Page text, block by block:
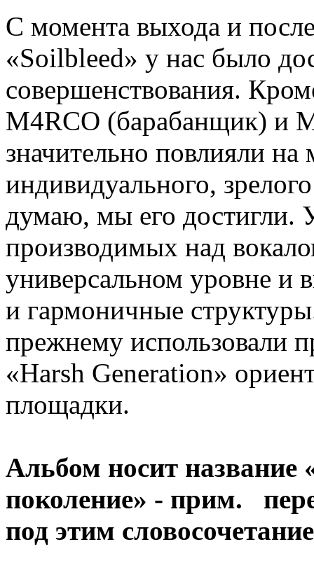
С момента выхода и
«Soilbleed» у нас было
совершенствования.
M4RCO (барабанщик) и
значительно повлияли
индивидуального,
думаю, мы его достигли.
производимых над
универсальном уровне и
и гармоничные
прежнему использовали
«Harsh Generation»
площадки.
Альбом носит название
поколение» - прим.
под этим